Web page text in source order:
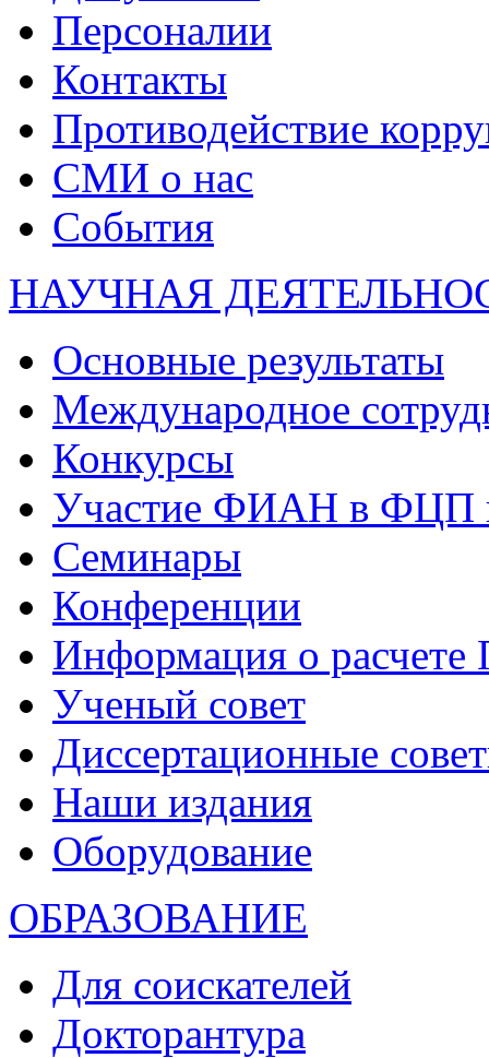
Персоналии
Контакты
Противодействие
СМИ о нас
События
НАУЧНАЯ
Основные результаты
Международное
Конкурсы
Участие ФИАН в ФЦП
Семинары
Конференции
Информация о
Ученый совет
Диссертационные
Наши издания
Оборудование
ОБРАЗОВАНИЕ
Для соискателей
Докторантура